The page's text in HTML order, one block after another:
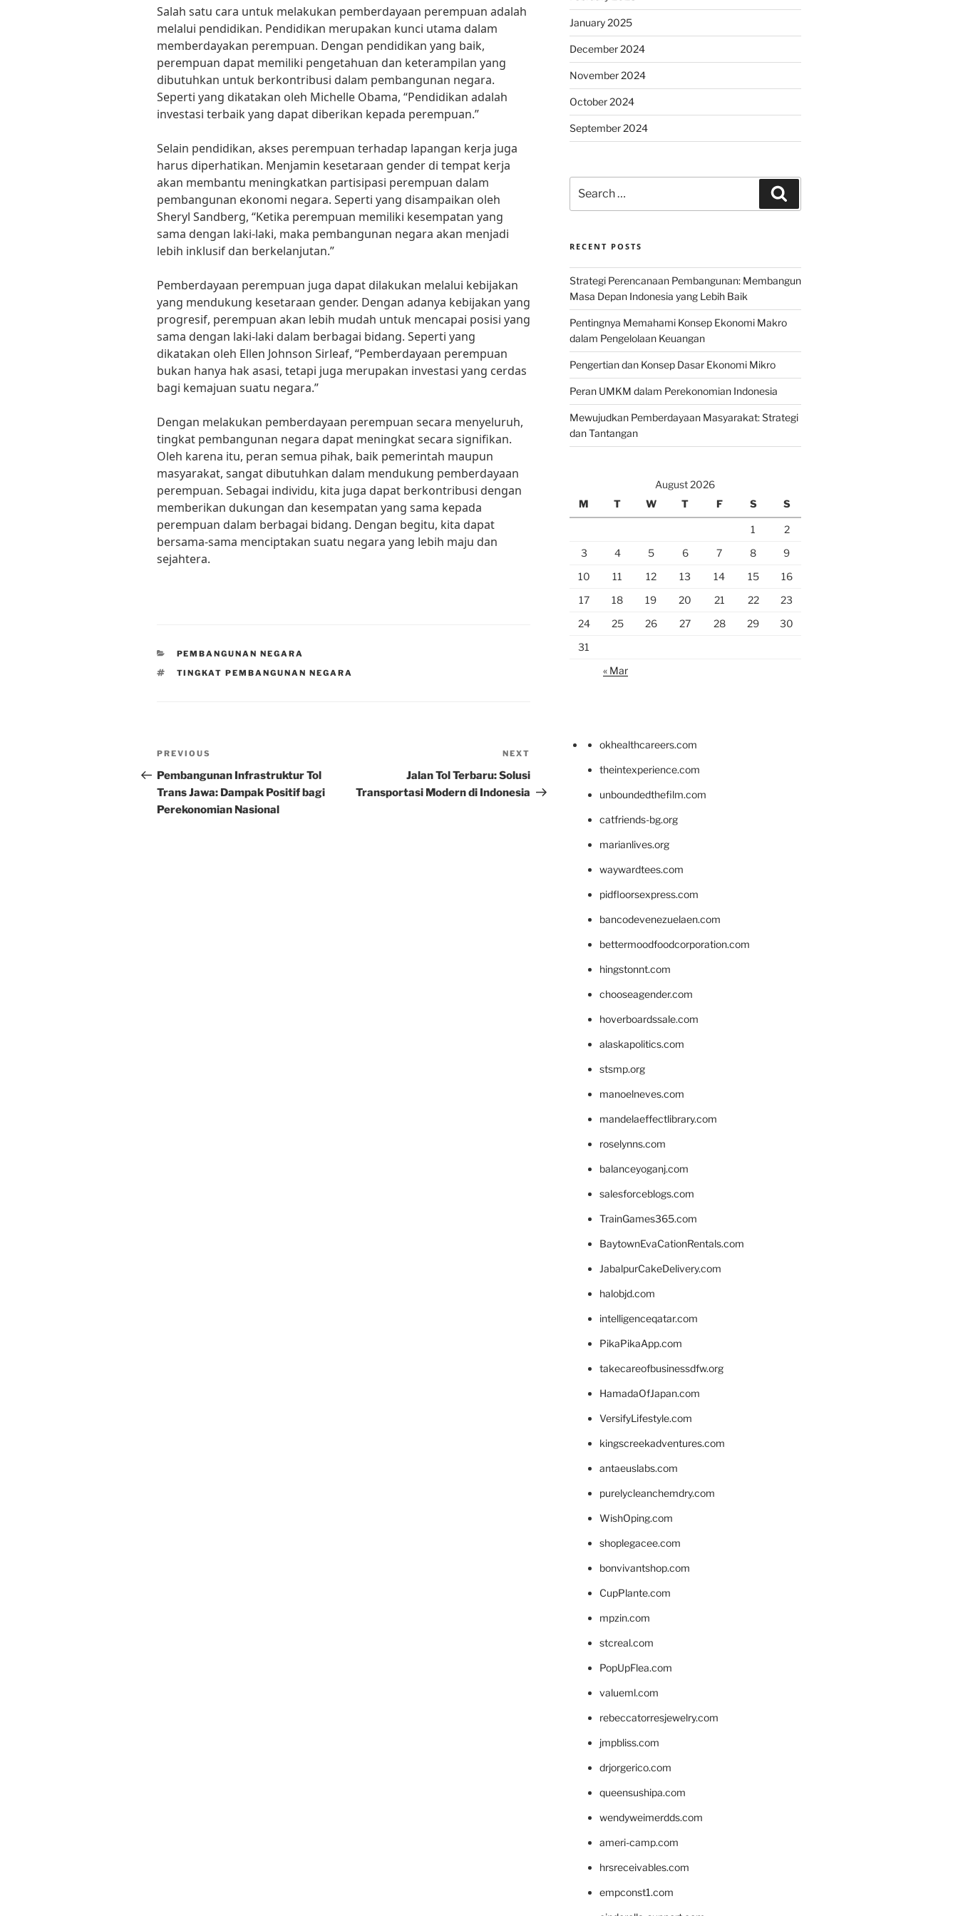
Salah satu cara untuk melakukan pemberdayaan perempuan adalah
melalui pendidikan. Pendidikan merupakan kunci utama dalam
memberdayakan perempuan. Dengan pendidikan yang baik,
perempuan dapat memiliki pengetahuan dan keterampilan yang
dibutuhkan untuk berkontribusi dalam pembangunan negara.
Seperti yang dikatakan oleh Michelle Obama, “Pendidikan adalah
investasi terbaik yang dapat diberikan kepada perempuan.”
Selain pendidikan, akses perempuan terhadap lapangan kerja juga
harus diperhatikan. Menjamin kesetaraan gender di tempat kerja
akan membantu meningkatkan partisipasi perempuan dalam
pembangunan ekonomi negara. Seperti yang disampaikan oleh
Sheryl Sandberg, “Ketika perempuan memiliki kesempatan yang
sama dengan laki-laki, maka pembangunan negara akan menjadi
lebih inklusif dan berkelanjutan.”
Pemberdayaan perempuan juga dapat dilakukan melalui kebijakan
yang mendukung kesetaraan gender. Dengan adanya kebijakan yang
progresif, perempuan akan lebih mudah untuk mencapai posisi yang
sama dengan laki-laki dalam berbagai bidang. Seperti yang
dikatakan oleh Ellen Johnson Sirleaf, “Pemberdayaan perempuan
bukan hanya hak asasi, tetapi juga merupakan investasi yang cerdas
bagi kemajuan suatu negara.”
Dengan melakukan pemberdayaan perempuan secara menyeluruh,
tingkat pembangunan negara dapat meningkat secara signifikan.
Oleh karena itu, peran semua pihak, baik pemerintah maupun
masyarakat, sangat dibutuhkan dalam mendukung pemberdayaan
perempuan. Sebagai individu, kita juga dapat berkontribusi dengan
memberikan dukungan dan kesempatan yang sama kepada
perempuan dalam berbagai bidang. Dengan begitu, kita dapat
bersama-sama menciptakan suatu negara yang lebih maju dan
sejahtera.
CATEGORIES
PEMBANGUNAN NEGARA
TAGS
TINGKAT PEMBANGUNAN NEGARA
Post
navigation
Previous
Post
PREVIOUS
Pembangunan Infrastruktur Tol
Trans Jawa: Dampak Positif bagi
Perekonomian Nasional
Post
NEXT
Jalan Tol Terbaru: Solusi
Transportasi Modern di Indonesia
January 2025
December 2024
November 2024
October 2024
September 2024
for:
RECENT POSTS
Strategi Perencanaan Pembangunan: Membangun
Masa Depan Indonesia yang Lebih Baik
Pentingnya Memahami Konsep Ekonomi Makro
dalam Pengelolaan Keuangan
Pengertian dan Konsep Dasar Ekonomi Mikro
Peran UMKM dalam Perekonomian Indonesia
Mewujudkan Pemberdayaan Masyarakat: Strategi
dan Tantangan
August 2026
M
T W T F S S
1
2
3
4 5 6 7 8
9
10
11 12 13 14 15
16
17
18 19 20 21 22
23
24
25 26 27 28 29
30
31
« Mar
okhealthcareers.com
theintexperience.com
unboundedthefilm.com
catfriends-bg.org
marianlives.org
waywardtees.com
pidfloorsexpress.com
bancodevenezuelaen.com
bettermoodfoodcorporation.com
hingstonnt.com
chooseagender.com
hoverboardssale.com
alaskapolitics.com
stsmp.org
manoelneves.com
mandelaeffectlibrary.com
roselynns.com
balanceyoganj.com
salesforceblogs.com
TrainGames365.com
BaytownEvaCationRentals.com
JabalpurCakeDelivery.com
halobjd.com
intelligenceqatar.com
PikaPikaApp.com
takecareofbusinessdfw.org
HamadaOfJapan.com
VersifyLifestyle.com
kingscreekadventures.com
antaeuslabs.com
purelycleanchemdry.com
WishOping.com
shoplegacee.com
bonvivantshop.com
CupPlante.com
mpzin.com
stcreal.com
PopUpFlea.com
valueml.com
rebeccatorresjewelry.com
jmpbliss.com
drjorgerico.com
queensushipa.com
wendyweimerdds.com
ameri-camp.com
hrsreceivables.com
empconst1.com